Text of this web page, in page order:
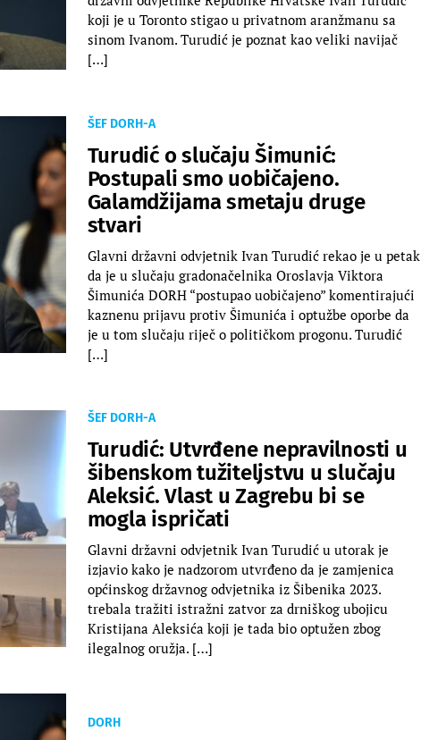
koji je u Toronto stigao u privatnom aranžmanu sa
sinom Ivanom. Turudić je poznat kao veliki navijač
[…]
ŠEF DORH-A
Turudić o slučaju Šimunić:
Postupali smo uobičajeno.
Galamdžijama smetaju druge
stvari
Glavni državni odvjetnik Ivan Turudić rekao je u petak
da je u slučaju gradonačelnika Oroslavja Viktora
Šimunića DORH “postupao uobičajeno” komentirajući
kaznenu prijavu protiv Šimunića i optužbe oporbe da
je u tom slučaju riječ o političkom progonu. Turudić
[…]
ŠEF DORH-A
Turudić: Utvrđene nepravilnosti u
šibenskom tužiteljstvu u slučaju
Aleksić. Vlast u Zagrebu bi se
mogla ispričati
Glavni državni odvjetnik Ivan Turudić u utorak je
izjavio kako je nadzorom utvrđeno da je zamjenica
općinskog državnog odvjetnika iz Šibenika 2023.
trebala tražiti istražni zatvor za drniškog ubojicu
Kristijana Aleksića koji je tada bio optužen zbog
ilegalnog oružja. […]
DORH